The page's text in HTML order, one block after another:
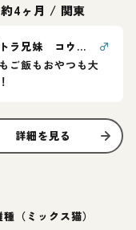
約4ヶ月 / 関東
キジトラ兄妹 コウくん
♂
ご飯もおやつも大
詳細を見る
種（ミックス猫）